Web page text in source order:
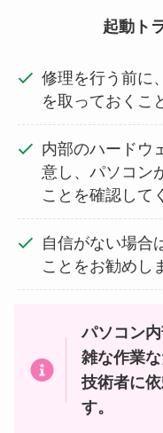
起動ト
修理を行う前に
を取っておくこ
内部のハードウ
意し、パソコン
ことを確認して
自信がない場合
ことをお勧めし
パソコン
雑な作業
技術者に
す。